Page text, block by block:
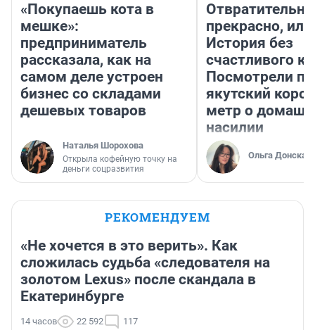
«Покупаешь кота в
мешке»:
предприниматель
рассказала, как на
самом деле устроен
бизнес со складами
дешевых товаров
Наталья Шорохова
Открыла кофейную точку на
деньги соцразвития
Отвратительно
прекрасно, или
История без
счастливого
Посмотрели
якутский
метр о
насилии
Ольга Донская
РЕКОМЕНДУЕМ
«Не хочется в это верить». Как
сложилась судьба «следователя на
золотом Lexus» после скандала в
Екатеринбурге
14 часов 22 592 117